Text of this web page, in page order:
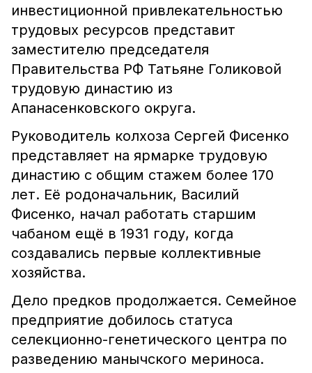
инвестиционной привлекательностью
трудовых ресурсов представит
заместителю председателя
Правительства РФ Татьяне Голиковой
трудовую династию из
Апанасенковского округа.
Руководитель колхоза Сергей Фисенко
представляет на ярмарке трудовую
династию с общим стажем более 170
лет. Её родоначальник, Василий
Фисенко, начал работать старшим
чабаном ещё в 1931 году, когда
создавались первые коллективные
хозяйства.
Дело предков продолжается. Семейное
предприятие добилось статуса
селекционно-генетического центра по
разведению манычского мериноса.